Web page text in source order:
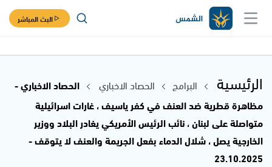
البث المباشر
الرئيسية البرامج الحصاد الاخباري
الحصاد الاخباري -
مظاهرة قطرية ضد العنف في كفر ياسيف ، غارات اسرائيلية
متواصلة على لبنان ، نائب الرئيس الأمريكي يغادر البلاد ووزير
الخارجية يصل ، شلال الدماء بفعل الجريمة والعنف لا يتوقف -
23.10.2025